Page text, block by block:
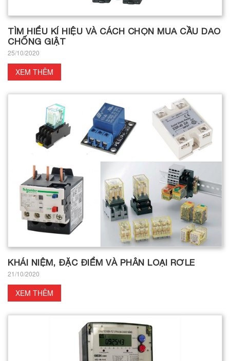
TÌM HIỂU KÍ HIỆU VÀ CÁCH CHỌN MUA CẦU DAO
CHỐNG GIẬT
25/10/2020
XEM THÊM
KHÁI NIỆM, ĐẶC ĐIỂM VÀ PHÂN LOẠI RƠLE
21/10/2020
XEM THÊM